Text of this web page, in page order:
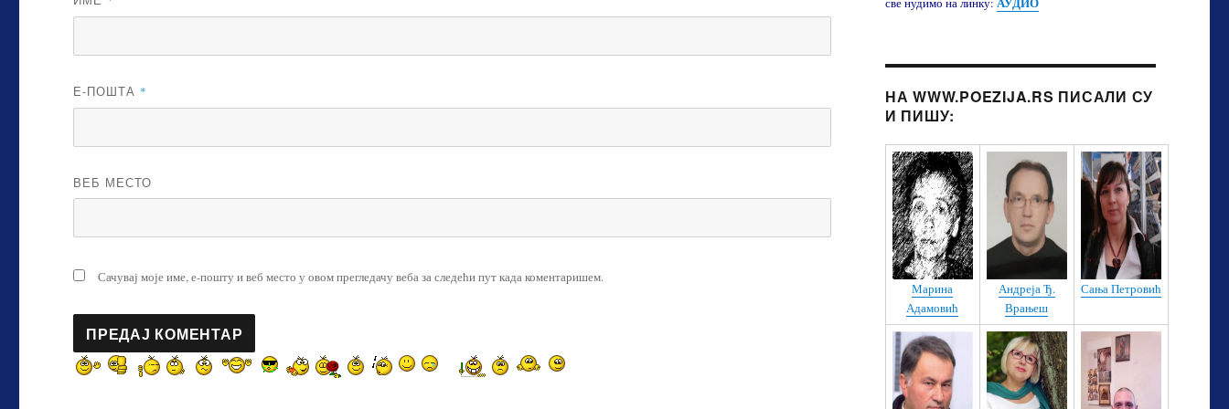
Е-ПОШТА *
ВЕБ МЕСТО
Сачувај моје име, е-пошту и веб место у овом прегледачу веба за следећи пут када коментаришем.
14. За једну ноћ - Једне ноћи у децембру - Љубиша Боровац и Младен Газибарић
19. ПОД ГОРОМ СЕ ШЕТАЛО ДЕВОЈЧЕ - Јована Обрадовић
20. ГРАД БЕЗ ЉУДИ - Сандра Петровић
НА WWW.POEZIJA.RS ПИСАЛИ СУ
И ПИШУ:
Марина
Адамовић
Андреја Ђ.
Врањеш
Сања Петровић